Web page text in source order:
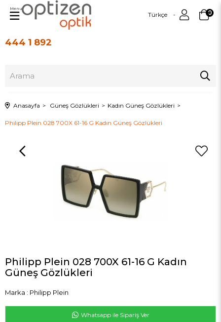
444 1 892
Türkçe 0
Menu
Anasayfa Güneş Gözlükleri Kadın Güneş Gözlükleri
Philipp Plein 028 700X 61-16 G Kadın Güneş Gözlükleri
Philipp Plein 028 700X 61-16 G Kadın
Güneş Gözlükleri
Marka : Philipp Plein
Whatsapp ile Sipariş Ver